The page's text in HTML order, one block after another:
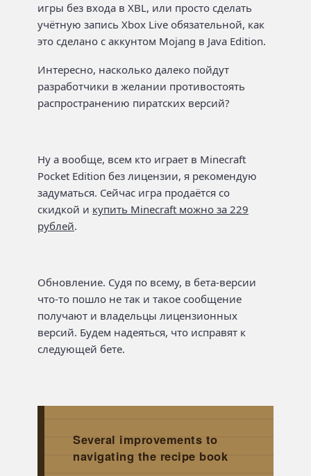
игры без входа в XBL, или просто сделать
учётную запись Xbox Live обязательной, как
это сделано с аккунтом Mojang в Java Edition.
Интересно, насколько далеко пойдут
разработчики в желании противостоять
распространению пиратских версий?
Ну а вообще, всем кто играет в Minecraft
Pocket Edition без лицензии, я рекомендую
задуматься. Сейчас игра продаётся со
скидкой и купить Minecraft можно за 229
рублей.
Обновление. Судя по всему, в бета-версии
что-то пошло не так и такое сообщение
получают и владельцы лицензионных
версий. Будем надеяться, что исправят к
следующей бете.
Several improvements to
navigating the recipe book